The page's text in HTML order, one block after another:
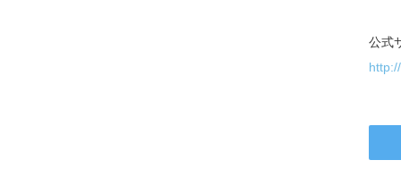
公式